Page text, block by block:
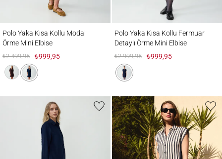
Polo Yaka Kısa Kollu Modal
Örme Mini Elbise
₺2.499,95 ₺999,95
Polo Yaka Kısa Kollu Fermuar
Detaylı Örme Mini Elbise
₺2.999,95 ₺999,95